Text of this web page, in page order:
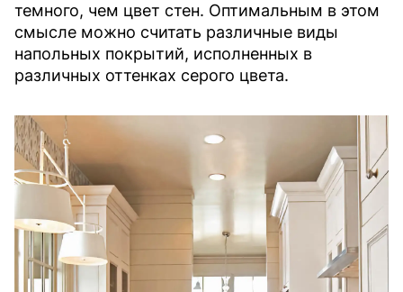
темного, чем цвет стен. Оптимальным в этом
смысле можно считать различные виды
напольных покрытий, исполненных в
различных оттенках серого цвета.